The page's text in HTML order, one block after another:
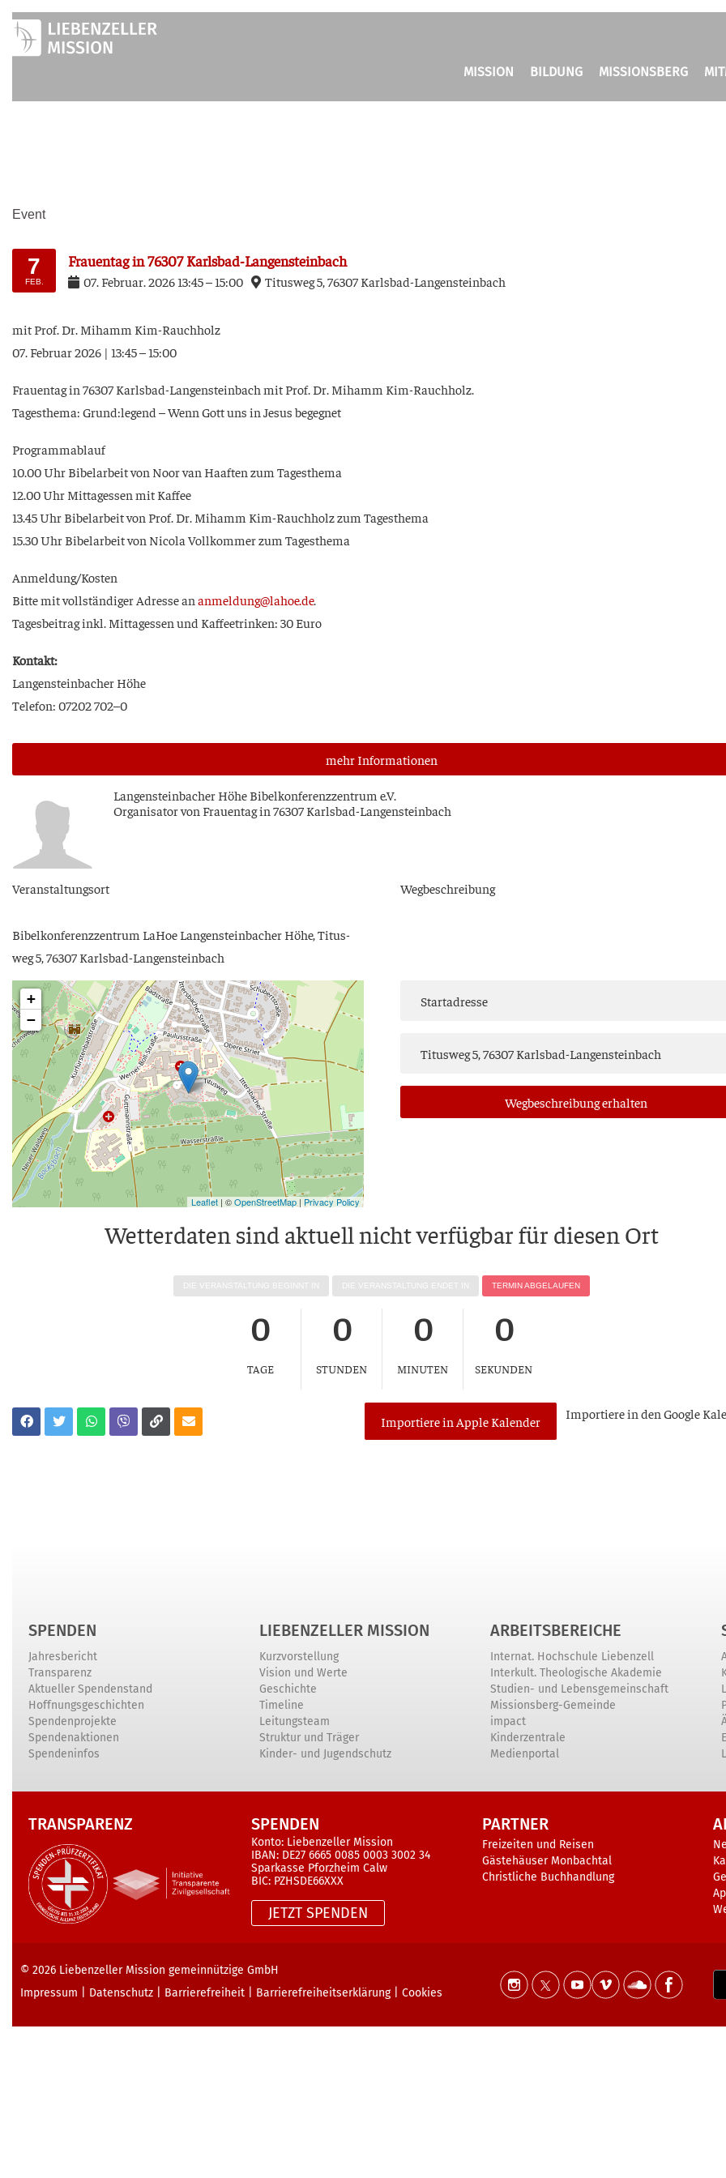
Zum
Inhalt
springen
MISSION BILDUNG MISSIONSBERG
Event
7
FEB.
Frau­en­tag in 76307 Karlsbad-Langensteinbach
07 Febru­ar 202613:45–15:00 Titus­weg 5, 76307 Karls­bad-Lan­gen­stein­bach
mit Prof. Dr. Mihamm Kim-Rauchholz
07. Febru­ar 2026 | 13:45 – 15:00
Frau­en­tag in 76307 Karls­bad-Lan­gen­stein­bach mit Prof. Dr. Mihamm Kim-Rauchholz.
Tages­the­ma: Grund:legend – Wenn Gott uns in Jesus begegnet
Pro­gramm­ab­lauf
10.00 Uhr Bibel­ar­beit von Noor van Haaf­ten zum Tagesthema
12.00 Uhr Mit­tag­essen mit Kaffee
13.45 Uhr Bibel­ar­beit von Prof. Dr. Mihamm Kim-Rauch­holz zum Tagesthema
15.30 Uhr Bibel­ar­beit von Nico­la Voll­kom­mer zum Tagesthema
Anmeldung/Kosten
Bit­te mit voll­stän­di­ger Adres­se an anmeldung@lahoe.de.
Tages­bei­trag inkl. Mit­tag­essen und Kaf­fee­trin­ken: 30 Euro
Kon­takt:
Lan­gen­stein­ba­cher Höhe
Tele­fon: 07202 702–0
mehr Infor­ma­tio­nen
Lan­gen­stein­ba­cher Höhe Bibel­kon­fe­renz­zen­trum e.V.
Orga­ni­sa­tor von Frau­en­tag in 76307 Karlsbad-Langensteinbach
Ver­an­stal­tungs­ort
Bibel­kon­fe­renz­zen­trum LaHoe Lan­gen­stein­ba­cher Höhe, Titus­
weg 5, 76307 Karlsbad-Langensteinbach
Weg­be­schrei­bung
+
−
Leaflet| ©OpenStreetMap| Privacy Policy
Weg­be­schrei­bung erhalten
Wet­ter­da­ten sind aktu­ell nicht ver­füg­bar für die­sen Ort
DIE VER­AN­STAL­TUNG BEGINNT IN DIE VER­AN­STAL­TUNG ENDET IN TER­MIN ABGELAUFEN
0
TAGE
0
STUNDEN
0
MINUTEN
0
SEKUNDEN
Importiere in Apple Kalender Impor­tie­re in den Goog­le
SPENDEN
Jahresbericht
Transparenz
Aktueller Spendenstand
Hoffnungsgeschichten
Spendenprojekte
Spendenaktionen
Spendeninfos
LIEBENZELLER MISSION
Kurzvorstellung
Vision und Werte
Geschichte
Timeline
Leitungsteam
Struktur und Träger
Kinder- und Jugendschutz
ARBEITSBEREICHE
Internat. Hochschule Liebenzell
Interkult. Theologische Akademie
Studien- und Lebensgemeinschaft
Missionsberg-Gemeinde
impact
Kinderzentrale
Medienportal
TRANSPARENZ SPENDEN
Konto: Liebenzeller Mission
IBAN: DE27 6665 0085 0003 3002 34
Sparkasse Pforzheim Calw
BIC: PZHSDE66XXX
JETZT SPENDEN
PARTNER
Freizeiten und Reisen
Gästehäuser Monbachtal
Christliche Buchhandlung
© 2026 Liebenzeller Mission gemeinnützige GmbH
Impressum
Datenschutz Barrierefreiheit Barrierefreiheits­erklärung| Cookies